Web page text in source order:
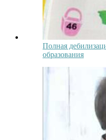
Полная
образования